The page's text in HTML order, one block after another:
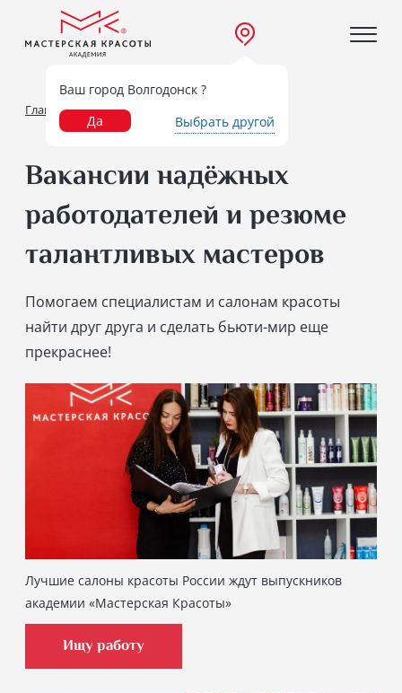
Ваш город Волгодонск ?
Да
Выбрать другой
Главная О нас
Вакансии надёжных
работодателей и резюме
талантливых мастеров
Помогаем специалистам и салонам красоты
найти друг друга и сделать бьюти-мир еще
прекраснее!
Лучшие салоны красоты России ждут выпускников
академии «Мастерская Красоты»
Ищу работу